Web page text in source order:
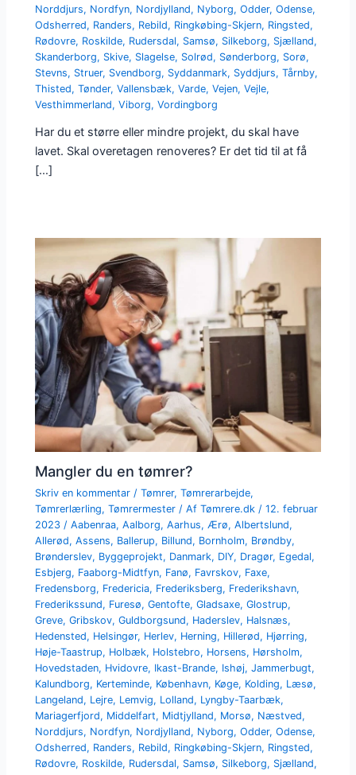
Norddjurs, Nordfyn, Nordjylland, Nyborg,Odder,Odense,
Odsherred, Randers, Rebild, Ringkøbing-Skjern, Ringsted,
Rødovre, Roskilde, Rudersdal, Samsø, Silkeborg, Sjælland,
Skanderborg, Skive, Slagelse, Solrød, Sønderborg, Sorø,
Stevns, Struer, Svendborg, Syddanmark, Syddjurs,Tårnby,
Thisted,Tønder,Vallensbæk,Varde,Vejen,Vejle,
Vesthimmerland,Viborg,Vordingborg
Har du et større eller mindre projekt, du skal have
lavet. Skal overetagen renoveres? Er det tid til at få
[…]
Mangler du en tømrer?
Skriv en kommentar /Tømrer,Tømrerarbejde,
Tømrerlærling,Tømrermester / AfTømrere.dk /12. februar
2023 /Aabenraa,Aalborg,Aarhus, Ærø,Albertslund,
Allerød,Assens, Ballerup, Billund, Bornholm, Brøndby,
Brønderslev, Byggeprojekt, Danmark, DIY, Dragør, Egedal,
Esbjerg, Faaborg-Midtfyn, Fanø, Favrskov, Faxe,
Fredensborg, Fredericia, Frederiksberg, Frederikshavn,
Frederikssund, Furesø,Gentofte,Gladsaxe,Glostrup,
Greve,Gribskov,Guldborgsund, Haderslev, Halsnæs,
Hedensted, Helsingør, Herlev, Herning, Hillerød, Hjørring,
Høje-Taastrup, Holbæk, Holstebro, Horsens, Hørsholm,
Hovedstaden, Hvidovre, Ikast-Brande, Ishøj,Jammerbugt,
Kalundborg, Kerteminde, København, Køge, Kolding, Læsø,
Langeland, Lejre, Lemvig, Lolland, Lyngby-Taarbæk,
Mariagerfjord, Middelfart, Midtjylland, Morsø, Næstved,
Norddjurs, Nordfyn, Nordjylland, Nyborg,Odder,Odense,
Odsherred, Randers, Rebild, Ringkøbing-Skjern, Ringsted,
Rødovre, Roskilde, Rudersdal, Samsø, Silkeborg, Sjælland,